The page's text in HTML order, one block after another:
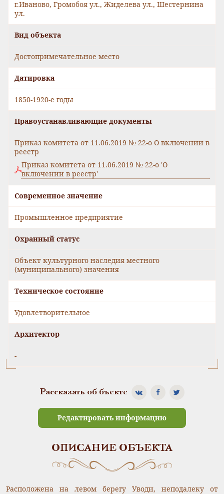
г.Иваново, Громобоя ул., Жиделева ул., Шестернина
ул.
Вид объекта
Достопримечательное место
Датировка
1850-1920-е годы
Правоустанавливающие документы
Приказ комитета от 11.06.2019 № 22-о О включении в
реестр
Приказ комитета от 11.06.2019 № 22-о 'О
включении в реестр'
Современное значение
Промышленное предприятие
Охранный статус
Объект культурного наследия местного
(муниципального) значения
Техническое состояние
Удовлетворительное
Архитектор
-
Рассказать об бъекте
Редактировать информацию
ОПИСАНИЕ ОБЪЕКТА
Расположена на левом берегу Уводи, неподалеку от